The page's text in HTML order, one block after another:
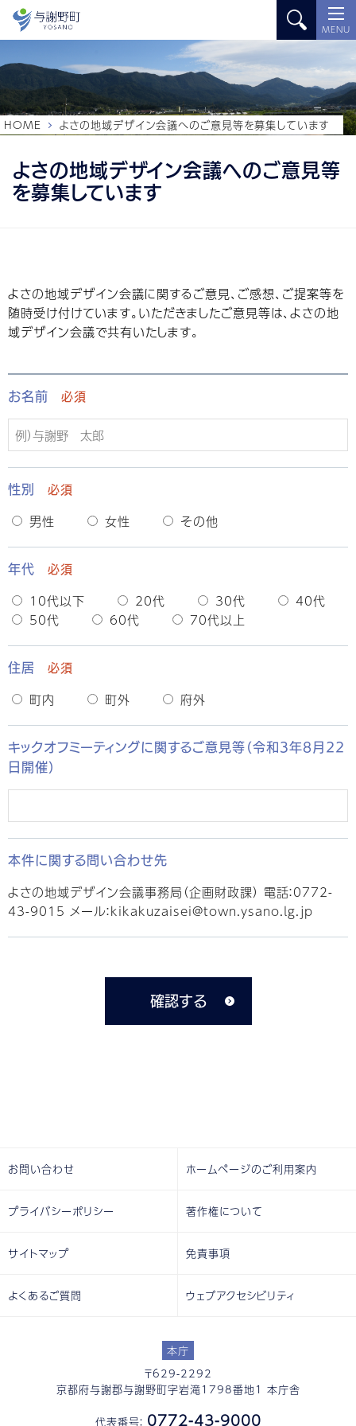
MENU
よさの地域デザイン会議へのご意見等
を募集しています
HOME よさの地域デザイン会議へのご意見等を募集しています
よさの地域デザイン会議に関するご意見、ご感想、ご提案等を
随時受け付けています。いただきましたご意見等は、よさの地
域デザイン会議で共有いたします。
お名前 必須
性別 必須
男性 女性 その他
年代 必須
10代以下 20代 30代
40代
50代
60代 70代以上
住居 必須
町内 町外 府外
キックオフミーティングに関するご意見等（令和3年8月22
日開催）
本件に関する問い合わせ先
よさの地域デザイン会議事務局（企画財政課） 電話：0772-
43-9015 メール：kikakuzaisei@town.ysano.lg.jp
確認する
本庁
〒629-2292
京都府与謝郡与謝野町字岩滝1798番地1 本庁舎
代表番号： 0772-43-9000
お問い合わせ ホームページのご利用案内
プライバシーポリシー 著作権について
サイトマップ 免責事項
よくあるご質問 ウェブアクセシビリティ